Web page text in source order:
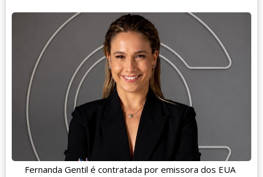
Fernanda Gentil é contratada por emissora dos EUA